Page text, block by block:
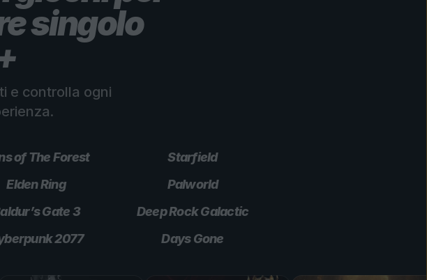
singolo
e controlla ogni
of The Forest
Starfield
Elden Ring
Palworld
Gate 3
Deep Rock Galactic
2077 Days Gone